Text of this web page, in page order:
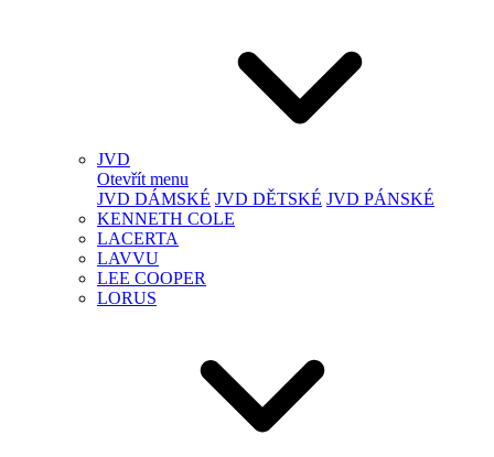
JVD
Otevřít menu
JVD DÁMSKÉ JVD DĚTSKÉ JVD PÁNSKÉ
KENNETH COLE
LACERTA
LAVVU
LEE COOPER
LORUS